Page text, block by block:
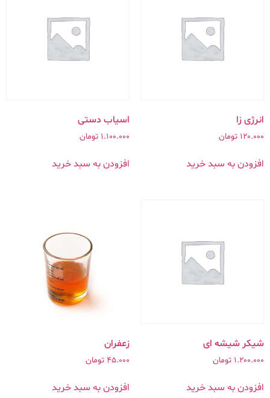
انرژی زا
120.000 تومان
افزودن به سبد خرید
اسیاب دستی
1.100.000 تومان
افزودن به سبد خرید
شیکر شیشه ای
1.200.000 تومان
افزودن به سبد خرید
زعفران
45.000 تومان
افزودن به سبد خرید